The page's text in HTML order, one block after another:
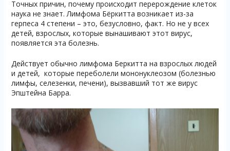
Точных причин, почему происходит перерождение клеток
наука не знает. Лимфома Бёркитта возникает из-за
герпеса 4 степени – это, безусловно, факт. Но не у всех
детей, взрослых, которые вынашивают этот вирус,
появляется эта болезнь.
Действует обычно лимфома Беркитта на взрослых людей
и детей, которые переболели мононуклеозом (болезнью
лимфы, селезенки, печени), вызвавший тот же вирус
Эпштейна Барра.